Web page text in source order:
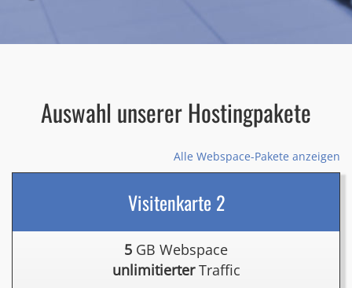
Auswahl unserer Hostingpakete
Alle Webspace-Pakete anzeigen
Visitenkarte 2
5 GB Webspace
unlimitierterTraffic